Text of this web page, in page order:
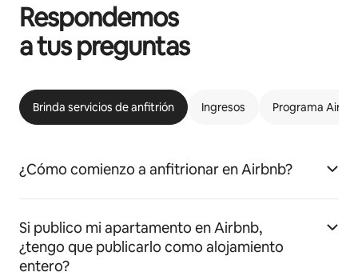
Respondemos
a tus preguntas
Brinda servicios de anfitrión Ingresos Programa
¿Cómo comienzo a anfitrionar en Airbnb?
Si publico mi apartamento en Airbnb,
¿tengo que publicarlo como alojamiento
entero?